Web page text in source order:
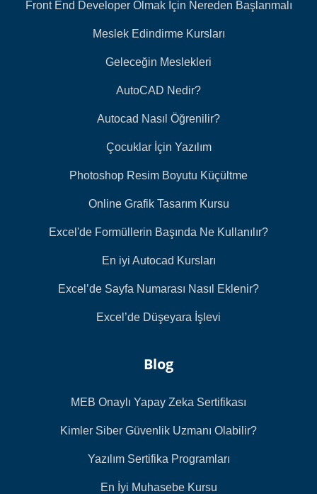
Front End Developer Olmak İçin Nereden Başlanmalı
Meslek Edindirme Kursları
Geleceğin Meslekleri
AutoCAD Nedir?
Autocad Nasıl Öğrenilir?
Çocuklar İçin Yazılım
Photoshop Resim Boyutu Küçültme
Online Grafik Tasarım Kursu
Excel'de Formüllerin Başında Ne Kullanılır?
En iyi Autocad Kursları
Excel’de Sayfa Numarası Nasıl Eklenir?
Excel’de Düşeyara İşlevi
Blog
MEB Onaylı Yapay Zeka Sertifikası
Kimler Siber Güvenlik Uzmanı Olabilir?
Yazılım Sertifika Programları
En İyi Muhasebe Kursu